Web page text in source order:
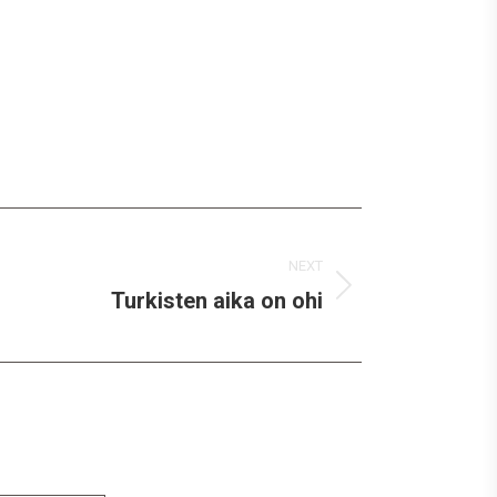
NEXT
Turkisten aika on ohi